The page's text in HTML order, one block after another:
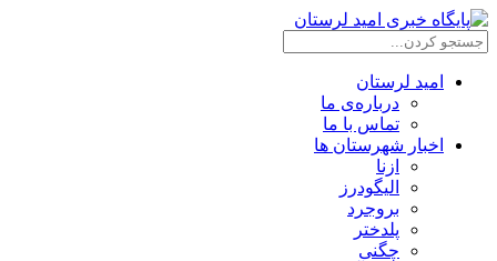
امید لرستان
درباره‌ی ما
تماس با ما
اخبار شهرستان ها
ازنا
الیگودرز
بروجرد
پلدختر
چگنی